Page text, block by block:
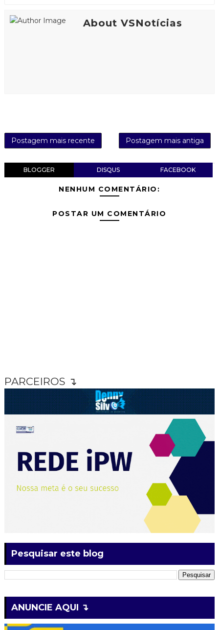
About VSNotícias
Postagem mais recente Postagem mais antiga
BLOGGER DISQUS FACEBOOK
NENHUM COMENTÁRIO:
POSTAR UM COMENTÁRIO
PARCEIROS ↴
Pesquisar este blog
ANUNCIE AQUI ↴